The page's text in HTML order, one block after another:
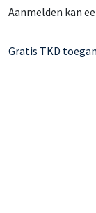
Aanmelden kan
Gratis TKD